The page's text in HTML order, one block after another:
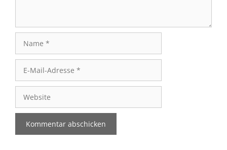
Mail-
Adresse